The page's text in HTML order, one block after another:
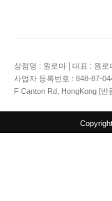
상점명 : 원로마 대표 : 원로
사업자 등록번호 : 848-87-
F Canton Rd, HongKong [반